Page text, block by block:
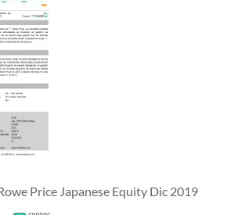
Price Japanese Equity Dic 2019